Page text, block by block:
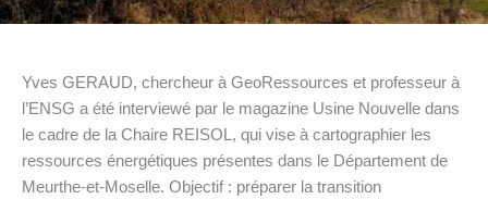
Yves GERAUD, chercheur à GeoRessources et professeur à
l’ENSG a été interviewé par le magazine Usine Nouvelle dans
le cadre de la Chaire REISOL, qui vise à cartographier les
ressources énergétiques présentes dans le Département de
Meurthe-et-Moselle. Objectif : préparer la transition